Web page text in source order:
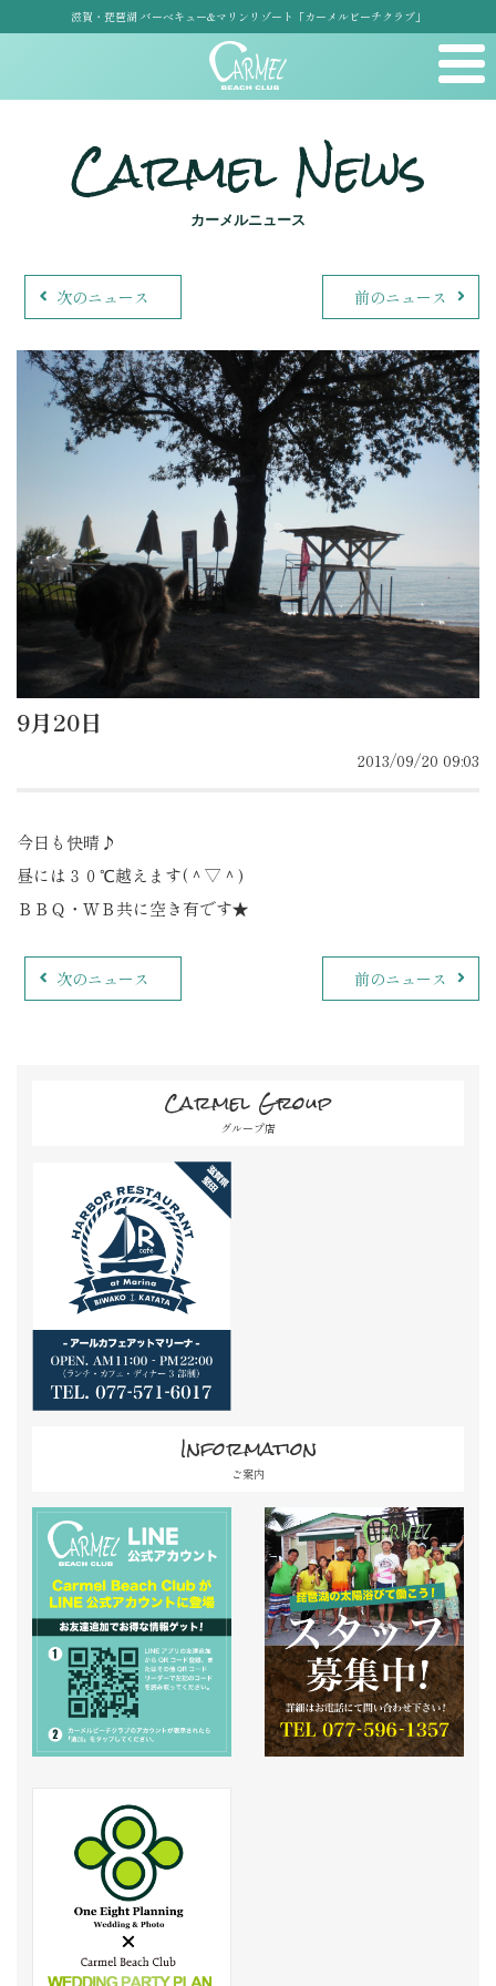
滋賀・琵琶湖 バーベキュー&マリンリゾート「カーメルビーチクラブ」
Carmel News
カーメルニュース
次のニュース 前のニュース
9月20日
2013/09/20 09:03
今日も快晴♪
昼には３０℃越えます(＾▽＾)
ＢＢＱ・ＷＢ共に空き有です★
次のニュース 前のニュース
Carmel Group
グループ店
Information
ご案内